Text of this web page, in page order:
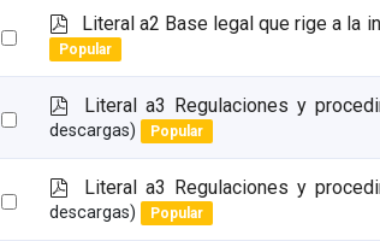
Select
p
d
f
Literal a2 Base legal que rige a la
Popular
Select
p
d
Literal a3 Regulaciones y
descargas)
Popular
Select
p
d
Literal a3 Regulaciones y
descargas)
Popular